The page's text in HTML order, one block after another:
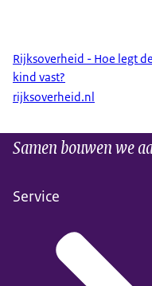
Rijksoverheid - Hoe legt
kind vast?
rijksoverheid.nl
Samen bouwen we
Service